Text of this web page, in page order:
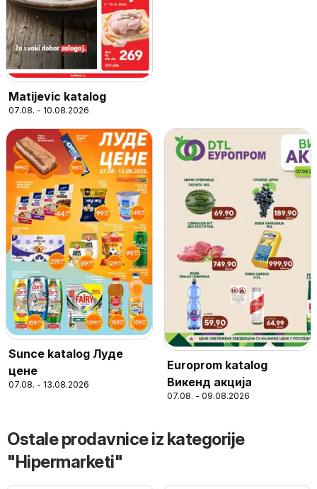
Matijevic katalog
07.08. - 10.08.2026
Sunce katalog Луде
цене
07.08. - 13.08.2026
Europrom katalog
Викенд акција
07.08. - 09.08.2026
Ostale prodavnice iz kategorije
"Hipermarketi"